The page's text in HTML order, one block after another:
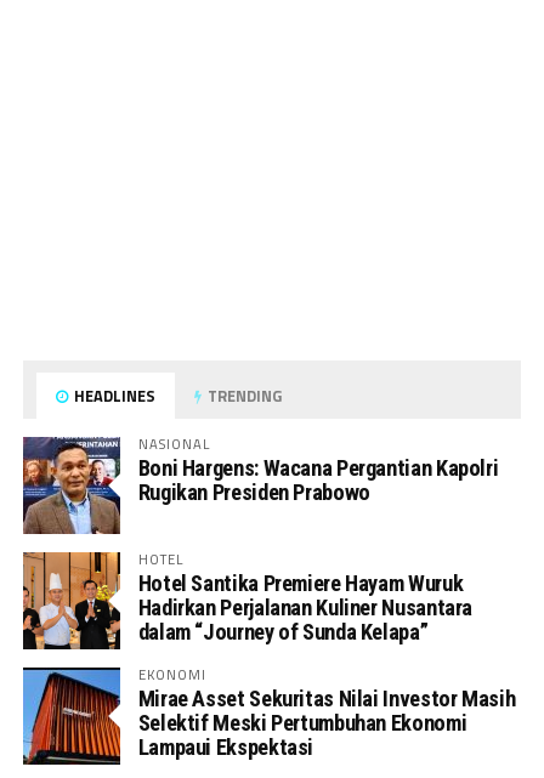
HEADLINES TRENDING
NASIONAL
Boni Hargens: Wacana Pergantian Kapolri
Rugikan Presiden Prabowo
HOTEL
Hotel Santika Premiere Hayam Wuruk
Hadirkan Perjalanan Kuliner Nusantara
dalam “Journey of Sunda Kelapa”
EKONOMI
Mirae Asset Sekuritas Nilai Investor Masih
Selektif Meski Pertumbuhan Ekonomi
Lampaui Ekspektasi